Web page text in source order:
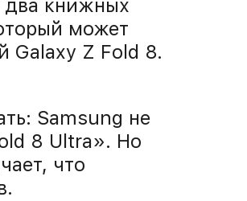
два книжных
может
Galaxy Z Fold 8.
Samsung не
8 Ultra». Но
что